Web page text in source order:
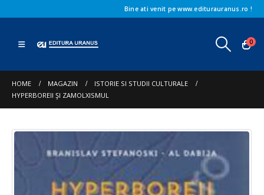
Bine ati venit pe www.editurauranus.ro !
0
HOME MAGAZIN
ISTORIE SI STUDII CULTURALE
HYPERBOREII ŞI ZAMOLXISMUL